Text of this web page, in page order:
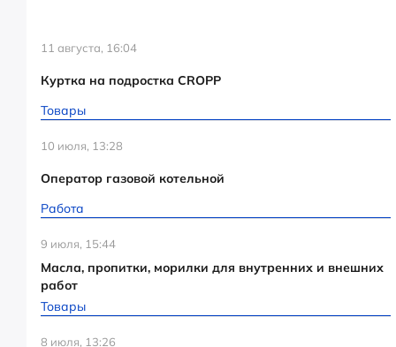
11 августа, 16:04
Куртка на подростка CROPP
Товары
10 июля, 13:28
Оператор газовой котельной
Работа
9 июля, 15:44
Масла, пропитки, морилки для внутренних и внешних
работ
Товары
8 июля, 13:26